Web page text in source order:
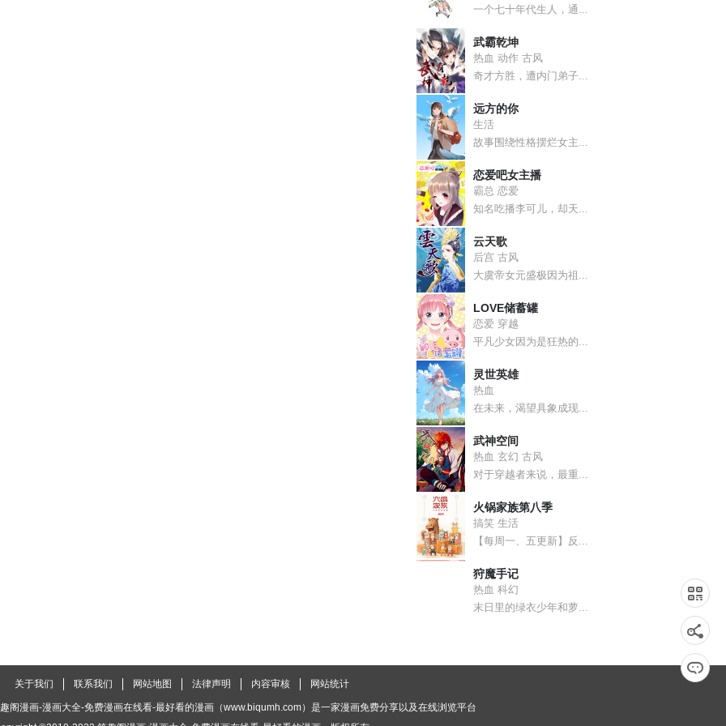
一个七十年代生人，通...
武霸乾坤
热血 动作 古风
奇才方胜，遭内门弟子...
远方的你
生活
故事围绕性格摆烂女主...
恋爱吧女主播
霸总 恋爱
知名吃播李可儿，却天...
云天歌
后宫 古风
大虞帝女元盛极因为祖...
LOVE储蓄罐
恋爱 穿越
平凡少女因为是狂热的...
灵世英雄
热血
在未来，渴望具象成现...
武神空间
热血 玄幻 古风
对于穿越者来说，最重...
火锅家族第八季
搞笑 生活
【每周一、五更新】反...
狩魔手记
热血 科幻
末日里的绿衣少年和萝...
关于我们 联系我们 网站地图 法律声明 内容审核 网站统计
阁漫画-漫画大全-免费漫画在线看-最好看的漫画（www.biqumh.com）是一家漫画免费分享以及在线浏览平台